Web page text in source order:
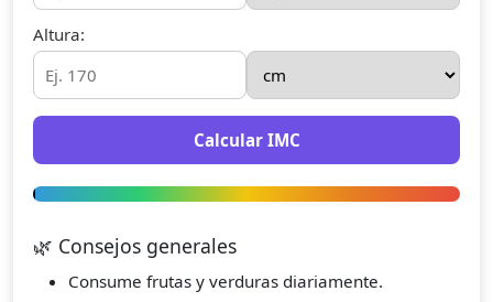
Altura:
Calcular IMC
🌿 Consejos generales
Consume frutas y verduras diariamente.